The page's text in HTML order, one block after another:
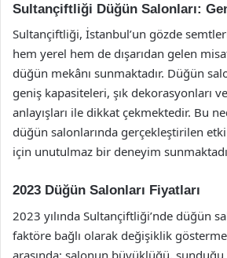
Sultançiftliği Düğün Salonları:
Sultançiftliği, İstanbul’un gözde
hem yerel hem de dışarıdan gelen
düğün mekânı sunmaktadır. Düğün
geniş kapasiteleri, şık dekorasyonları
anlayışları ile dikkat çekmektedir. Bu
düğün salonlarında gerçekleştirilen
için unutulmaz bir deneyim
2023 Düğün Salonları Fiyatları
2023 yılında Sultançiftliği’nde düğün
faktöre bağlı olarak değişiklik
arasında; salonun büyüklüğü,